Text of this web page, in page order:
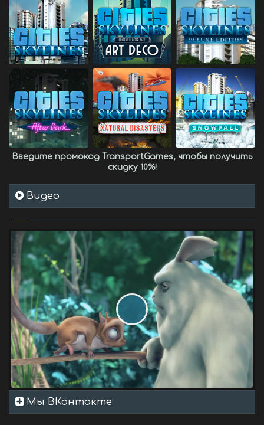
Введите промокод TransportGames, чтобы получить
скидку 10%!
Видео
Мы ВКонтакте